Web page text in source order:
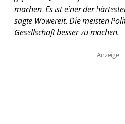
machen. Es ist einer der
sagte Wowereit. Die meisten
Gesellschaft besser zu machen.
Anzeige